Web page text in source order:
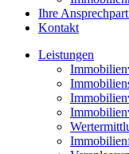
Ihre
Kontakt
Leistungen